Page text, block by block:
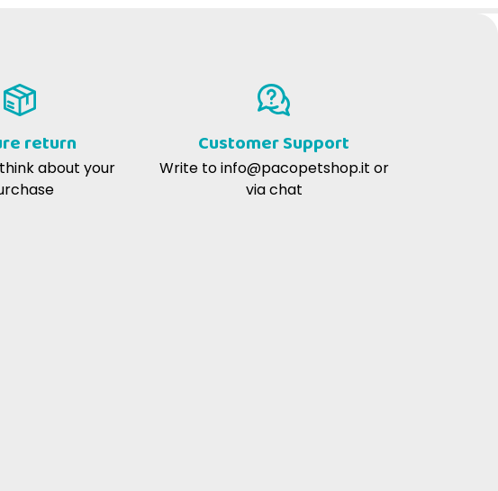
matto!
return
about your
Customer Support
Write toinfo@pacopetshop.it or
via chat